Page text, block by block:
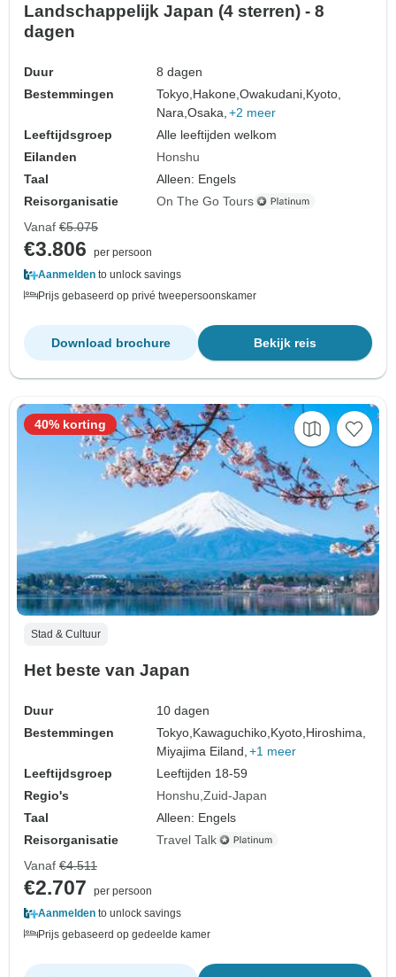
Landschappelijk Japan (4 sterren) - 8
dagen
Duur
8 dagen
Bestemmingen
Tokyo, Hakone,Owakudani, Kyoto,
Nara,Osaka, +2 meer
Leeftijdsgroep
Alle leeftijden welkom
Eilanden
Honshu
Taal
Alleen: Engels
Reisorganisatie
On The Go Tours
Vanaf €5.075
€3.806
per persoon
Aanmelden to unlock savings
Prijs gebaseerd op privé tweepersoonskamer
Bekijk reis
Download brochure
Stad & Cultuur
Het beste van Japan
Duur
10 dagen
Bestemmingen
Tokyo, Kawaguchiko, Kyoto, Hiroshima,
Miyajima Eiland, +1 meer
Leeftijdsgroep
Leeftijden 18-59
Regio's
Honshu Zuid-Japan
Taal
Alleen: Engels
Reisorganisatie
Travel Talk
40% korting
Vanaf €4.511
€2.707
per persoon
Aanmelden to unlock savings
Prijs gebaseerd op gedeelde kamer